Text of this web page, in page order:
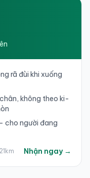
rã đùi khi xuống
không theo ki-
cho người đang
Nhận ngay →